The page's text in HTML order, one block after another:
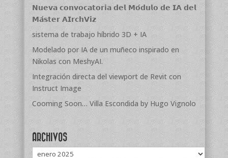
𝗡𝘂𝗲𝘃𝗮 𝗰𝗼𝗻𝘃𝗼𝗰𝗮𝘁𝗼𝗿𝗶𝗮 𝗱𝗲𝗹 𝗠𝗼́𝗱𝘂𝗹𝗼 𝗱𝗲 𝗜𝗔 𝗱𝗲𝗹
𝗠𝗮́𝘀𝘁𝗲𝗿 𝗔𝗜𝗿𝗰𝗵𝗩𝗶𝘇
sistema de trabajo híbrido 3D + IA
Modelado por IA de un muñeco inspirado en
Nikolas con MeshyAI.
Integración directa del viewport de Revit con
Instruct Image
Cooming Soon… Villa Escondida by Hugo Vignolo
ARCHIVOS
Archivos